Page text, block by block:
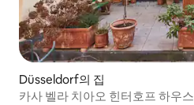
Düsseldorf의 집
카사 벨라 치아오 힌터호프 하우스